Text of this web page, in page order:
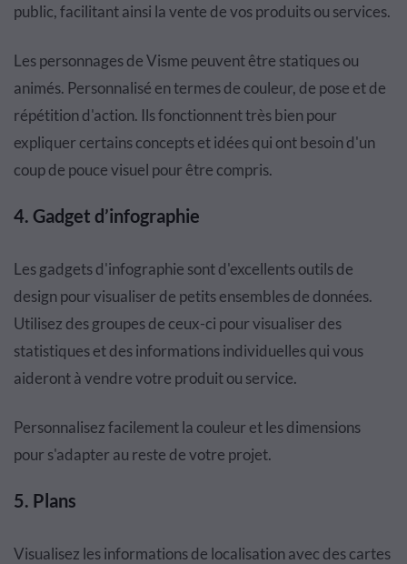
public, facilitant ainsi la vente de vos produits ou services.
Les personnages de Visme peuvent être statiques ou
animés. Personnalisé en termes de couleur, de pose et de
répétition d'action. Ils fonctionnent très bien pour
expliquer certains concepts et idées qui ont besoin d'un
coup de pouce visuel pour être compris.
4. Gadget d’infographie
Les gadgets d'infographie sont d'excellents outils de
design pour visualiser de petits ensembles de données.
Utilisez des groupes de ceux-ci pour visualiser des
statistiques et des informations individuelles qui vous
aideront à vendre votre produit ou service.
Personnalisez facilement la couleur et les dimensions
pour s'adapter au reste de votre projet.
5. Plans
Visualisez les informations de localisation avec des cartes